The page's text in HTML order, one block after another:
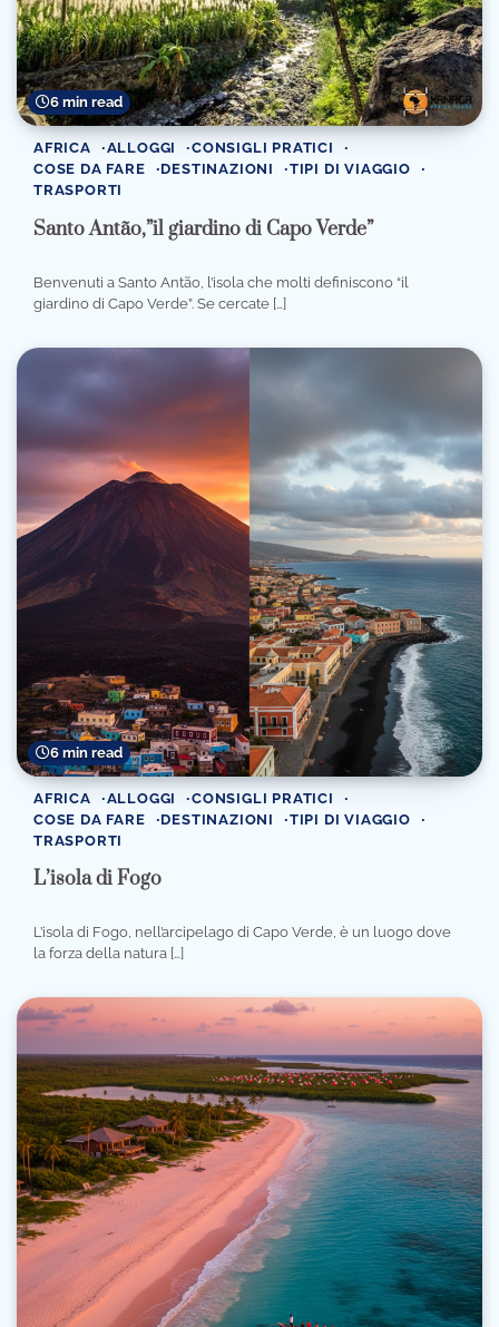
6 min read
AFRICA ALLOGGI
CONSIGLI PRATICI
COSE DA FARE
DESTINAZIONI
TIPI DI VIAGGIO
TRASPORTI
Santo Antão,”il giardino di Capo Verde”
Benvenuti a Santo Antão, l’isola che molti definiscono “il
giardino di Capo Verde”. Se cercate […]
6 min read
AFRICA ALLOGGI
CONSIGLI PRATICI
COSE DA FARE
DESTINAZIONI
TIPI DI VIAGGIO
TRASPORTI
L’isola di Fogo
L’isola di Fogo, nell’arcipelago di Capo Verde, è un luogo dove
la forza della natura […]